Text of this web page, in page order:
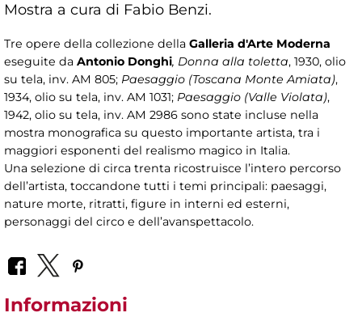
Mostra a cura di Fabio Benzi.
Tre opere della collezione della Galleria d'Arte Moderna
eseguite da Antonio Donghi, Donna alla toletta, 1930, olio
su tela, inv. AM 805; Paesaggio (Toscana Monte Amiata),
1934, olio su tela, inv. AM 1031; Paesaggio (Valle Violata),
1942, olio su tela, inv. AM 2986 sono state incluse nella
mostra monografica su questo importante artista, tra i
maggiori esponenti del realismo magico in Italia.
Una selezione di circa trenta ricostruisce l’intero percorso
dell’artista, toccandone tutti i temi principali: paesaggi,
nature morte, ritratti, figure in interni ed esterni,
personaggi del circo e dell’avanspettacolo.
Informazioni